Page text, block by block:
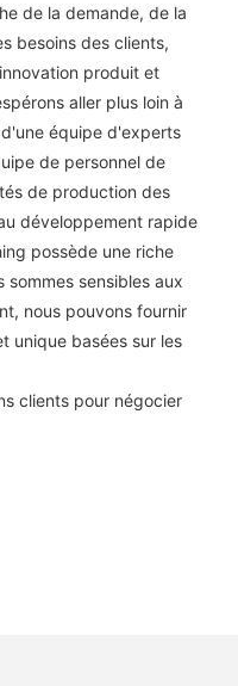
de la demande, de la
besoins des clients,
produit et
aller plus loin à
équipe d'experts
de personnel de
de production des
développement rapide
possède une riche
sensibles aux
nous pouvons fournir
unique basées sur les
clients pour négocier